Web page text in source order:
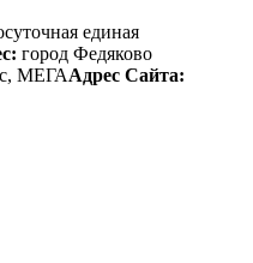
единая
город Федяково
МЕГААдрес Сайта: